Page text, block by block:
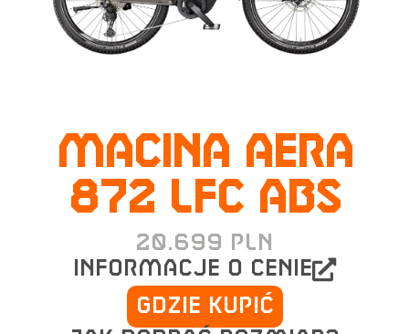
MACINA AERA
872 LFC ABS
informacje o cenie
Gdzie kupić
20.699 PLN